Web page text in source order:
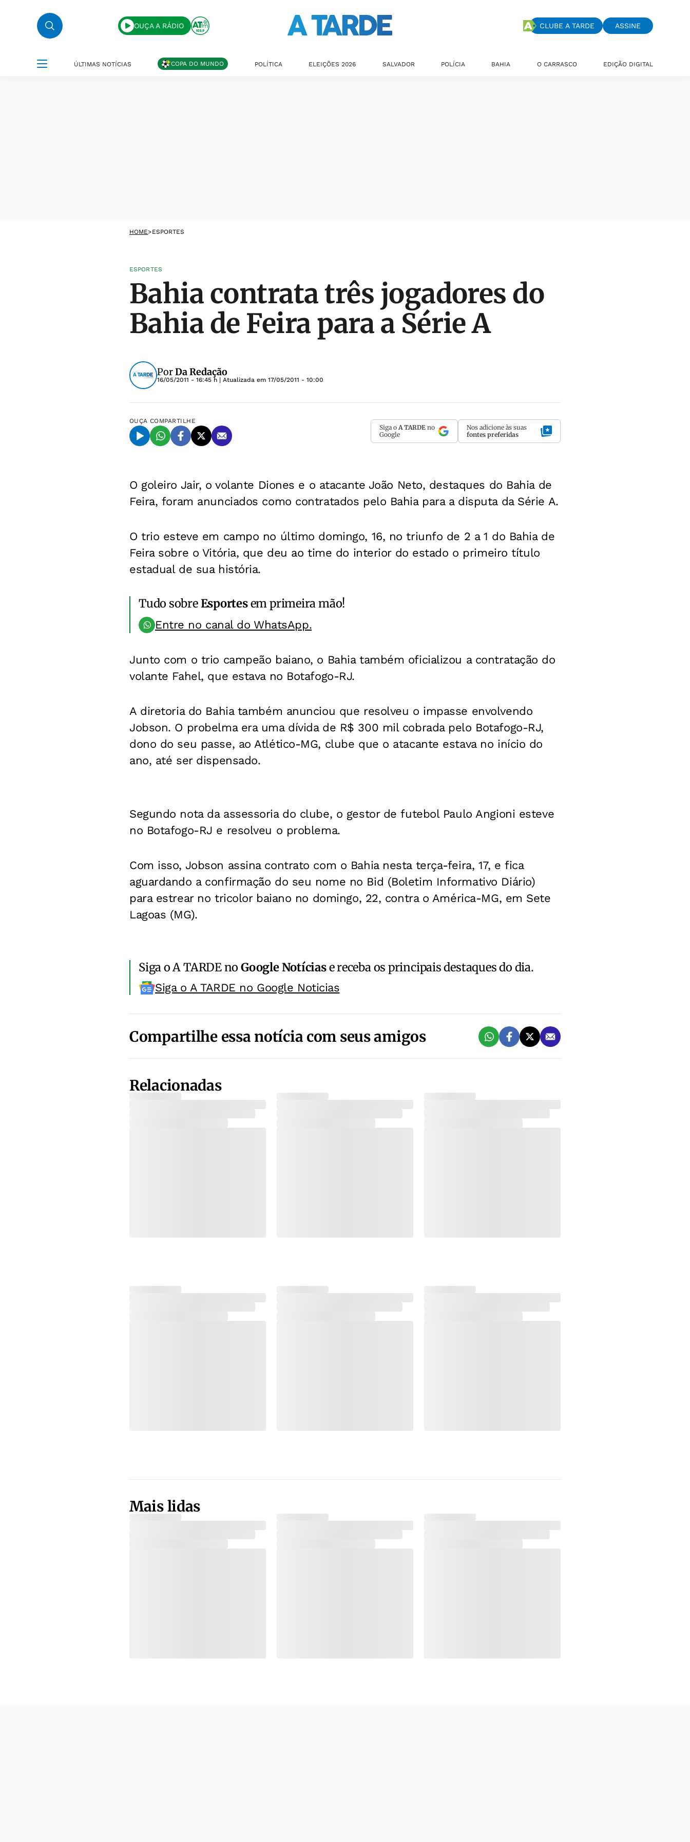
OUÇA A RÁDIO CLUBE A TARDE ASSINE
ÚLTIMAS NOTÍCIAS COPA DO MUNDO POLÍTICA ELEIÇÕES 2026 SALVADOR POLÍCIA BAHIA O CARRASCO EDIÇÃO DIGITAL
HOME>ESPORTES
ESPORTES
Bahia contrata três jogadores do
Bahia de Feira para a Série A
PorDa Redação
16/05/2011 - 16:45 h | Atualizada em 17/05/2011 - 10:00
OUÇA COMPARTILHE
Siga o A TARDE no
Google
Nos adicione às suas
fontes preferidas
O goleiro Jair, o volante Diones e o atacante João Neto, destaques do Bahia de
Feira, foram anunciados como contratados pelo Bahia para a disputa da Série A.
O trio esteve em campo no último domingo, 16, no triunfo de 2 a 1 do Bahia de
Feira sobre o Vitória, que deu ao time do interior do estado o primeiro título
estadual de sua história.
Tudo sobreEsportesem primeira mão!
Entre no canal do WhatsApp.
Junto com o trio campeão baiano, o Bahia também oficializou a contratação do
volante Fahel, que estava no Botafogo-RJ.
A diretoria do Bahia também anunciou que resolveu o impasse envolvendo
Jobson. O probelma era uma dívida de R$ 300 mil cobrada pelo Botafogo-RJ,
dono do seu passe, ao Atlético-MG, clube que o atacante estava no início do
ano, até ser dispensado.
Segundo nota da assessoria do clube, o gestor de futebol Paulo Angioni esteve
no Botafogo-RJ e resolveu o problema.
Com isso, Jobson assina contrato com o Bahia nesta terça-feira, 17, e fica
aguardando a confirmação do seu nome no Bid (Boletim Informativo Diário)
para estrear no tricolor baiano no domingo, 22, contra o América-MG, em Sete
Lagoas (MG).
Siga o A TARDE noGoogle Notíciase receba os principais destaques do dia.
Siga o A TARDE no Google Noticias
Compartilhe essa notícia com seus amigos
Relacionadas
Mais lidas